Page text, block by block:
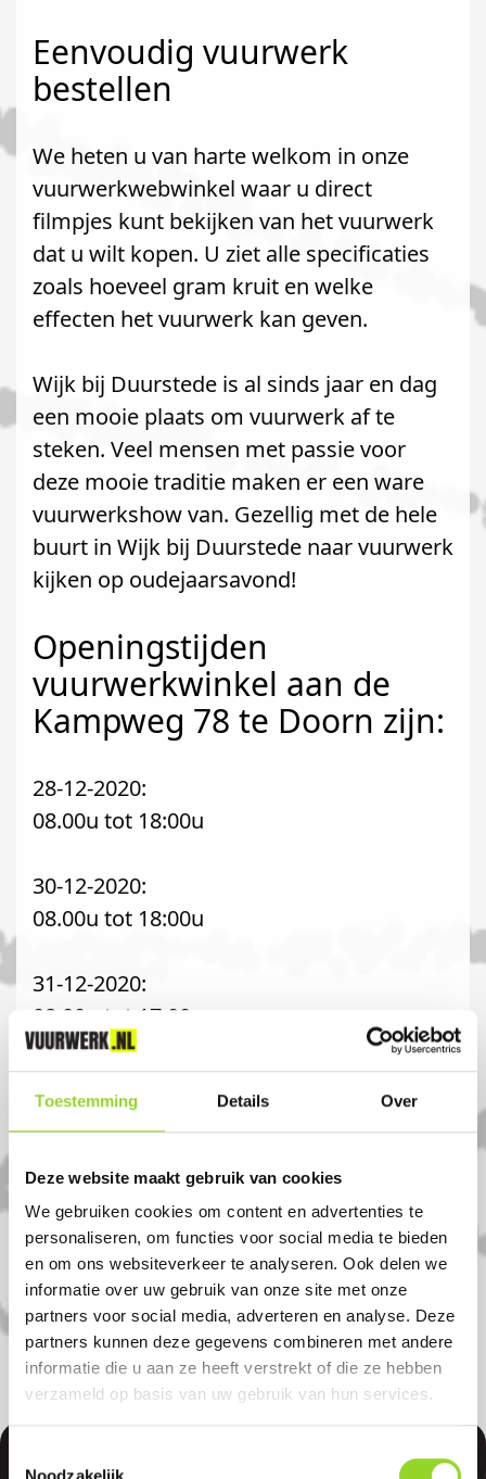
Toestemming Details Over
Deze website maakt gebruik van cookies
We gebruiken cookies om content en advertenties te
personaliseren, om functies voor social media te bieden
en om ons websiteverkeer te analyseren. Ook delen we
informatie over uw gebruik van onze site met onze
partners voor social media, adverteren en analyse. Deze
partners kunnen deze gegevens combineren met andere
informatie die u aan ze heeft verstrekt of die ze hebben
verzameld op basis van uw gebruik van hun services.
Noodzakelijk
Eenvoudig vuurwerk
bestellen
We heten u van harte welkom in onze
vuurwerkwebwinkel waar u direct
filmpjes kunt bekijken van het vuurwerk
dat u wilt kopen. U ziet alle specificaties
zoals hoeveel gram kruit en welke
effecten het vuurwerk kan geven.
Wijk bij Duurstede is al sinds jaar en dag
een mooie plaats om vuurwerk af te
steken. Veel mensen met passie voor
deze mooie traditie maken er een ware
vuurwerkshow van. Gezellig met de hele
buurt in Wijk bij Duurstede naar vuurwerk
kijken op oudejaarsavond!
Openingstijden
vuurwerkwinkel aan de
Kampweg 78 te Doorn zijn:
28-12-2020:
08.00u tot 18:00u
30-12-2020:
08.00u tot 18:00u
31-12-2020:
08.00u tot 17:00u
Komt u uit Wijk bij
Duurstede?
Koop uw vuurwerk dan bij Hubo Doorn in
Doorn. U bent van harte welkom! U bent
uiteraard ook welkom als u uit
Maarsbergen, Werkhoven of Zeist komt.